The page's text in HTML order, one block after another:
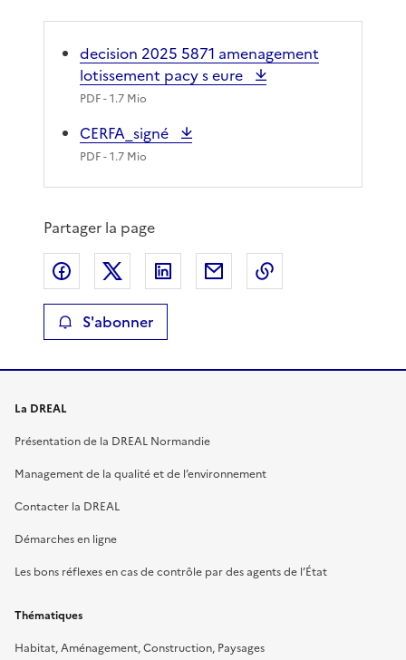
decision 2025 5871 amenagement
lotissement pacy s eure
PDF- 1.7 Mio
CERFA_signé
PDF- 1.7 Mio
Partager la page
Partager sur Facebook
Partager sur XPartager sur LinkedIn
Partager par email
S'abonner
La DREAL
Présentation de la DREAL Normandie
Management de la qualité et de l’environnement
Contacter la DREAL
Démarches en ligne
Les bons réflexes en cas de contrôle par des agents de l’État
Thématiques
Habitat, Aménagement, Construction, Paysages